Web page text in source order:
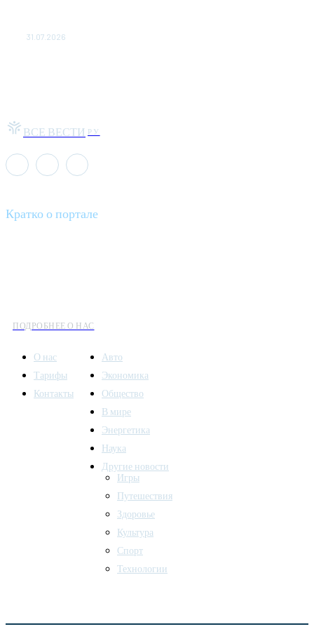
31.07.2026
ВСЕ ВЕСТИ РУ
Кратко о портале
ПОДРОБНЕЕ О НАС
О нас
Тарифы
Контакты
Авто
Экономика
Общество
В мире
Энергетика
Наука
Другие новости
Игры
Путешествия
Здоровье
Культура
Спорт
Технологии